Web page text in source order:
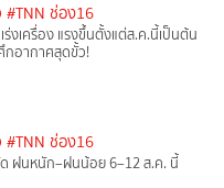
#TNN ช่อง16
ร่งเครื่อง แรงขึ้นตั้งแต่ส.ค.นี้เป็นต้น
กอากาศสุดขั้ว!
#TNN ช่อง16
ด ฝนหนัก–ฝนน้อย 6–12 ส.ค. นี้